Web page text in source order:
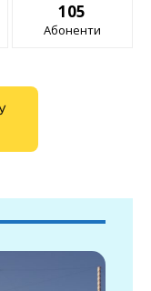
105
Абоненти